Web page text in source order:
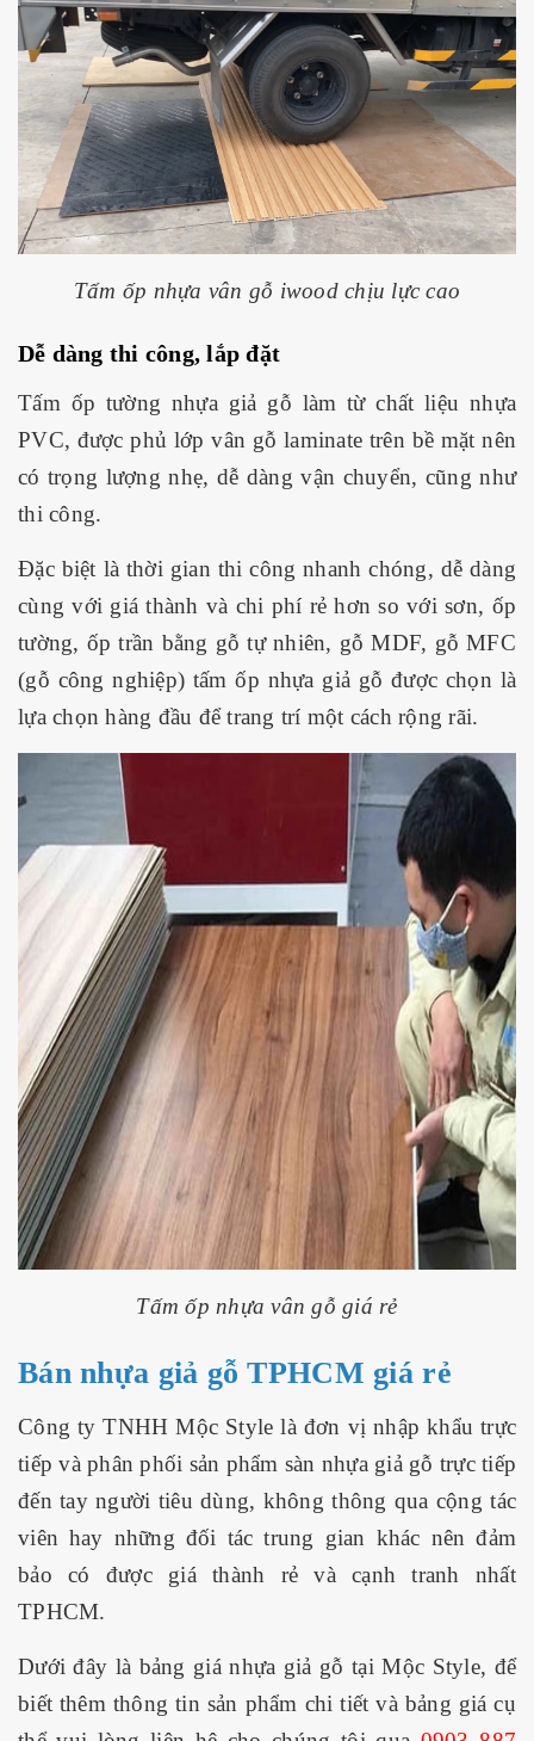
Tấm ốp nhựa vân gỗ iwood chịu lực cao
Dễ dàng thi công, lắp đặt
Tấm ốp tường nhựa giả gỗ làm từ chất liệu nhựa
PVC, được phủ lớp vân gỗ laminate trên bề mặt nên
có trọng lượng nhẹ, dễ dàng vận chuyển, cũng như
thi công.
Đặc biệt là thời gian thi công nhanh chóng, dễ dàng
cùng với giá thành và chi phí rẻ hơn so với sơn, ốp
tường, ốp trần bằng gỗ tự nhiên, gỗ MDF, gỗ MFC
(gỗ công nghiệp) tấm ốp nhựa giả gỗ được chọn là
lựa chọn hàng đầu để trang trí một cách rộng rãi.
Tấm ốp nhựa vân gỗ giá rẻ
Bán nhựa giả gỗ TPHCM giá rẻ
Công ty TNHH Mộc Style là đơn vị nhập khẩu trực
tiếp và phân phối sản phẩm sàn nhựa giả gỗ trực tiếp
đến tay người tiêu dùng, không thông qua cộng tác
viên hay những đối tác trung gian khác nên đảm
bảo có được giá thành rẻ và cạnh tranh nhất
TPHCM.
Dưới đây là bảng giá nhựa giả gỗ tại Mộc Style, để
biết thêm thông tin sản phẩm chi tiết và bảng giá cụ